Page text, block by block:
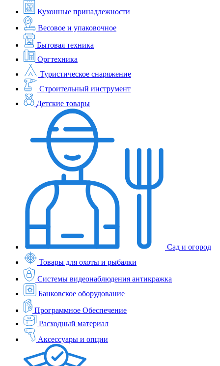
Кухонные принадлежности
Весовое и упаковочное
Бытовая техника
Оргтехника
Туристическое снаряжение
Строительный инструмент
Детские товары
Сад и огород
Товары для охоты и рыбалки
Системы видеонаблюдения антикражка
Банковское оборудование
Программное Обеспечение
Расходный материал
Аксессуары и опции